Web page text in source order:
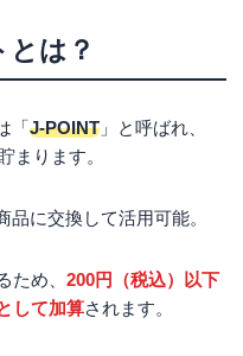
への移行がおすすめ！
ードは汎用性が高い
還元で貯めるコツ
は？
「J-POINT 」と呼ばれ、
まります。
に交換して活用可能。
ため、 200円（税込）以下
して加算されます。